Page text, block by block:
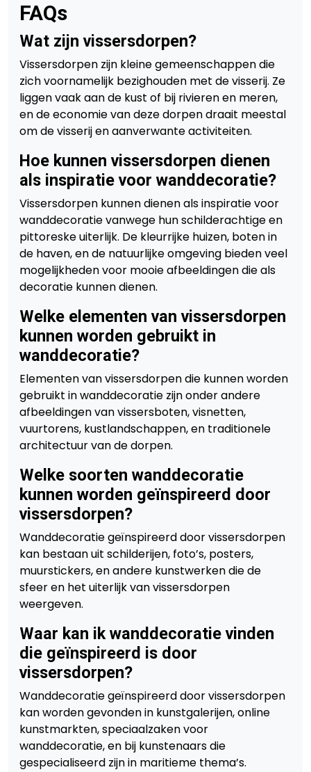
FAQs
Wat zijn vissersdorpen?
Vissersdorpen zijn kleine gemeenschappen die
zich voornamelijk bezighouden met de visserij. Ze
liggen vaak aan de kust of bij rivieren en meren,
en de economie van deze dorpen draait meestal
om de visserij en aanverwante activiteiten.
Hoe kunnen vissersdorpen dienen
als inspiratie voor wanddecoratie?
Vissersdorpen kunnen dienen als inspiratie voor
wanddecoratie vanwege hun schilderachtige en
pittoreske uiterlijk. De kleurrijke huizen, boten in
de haven, en de natuurlijke omgeving bieden veel
mogelijkheden voor mooie afbeeldingen die als
decoratie kunnen dienen.
Welke elementen van vissersdorpen
kunnen worden gebruikt in
wanddecoratie?
Elementen van vissersdorpen die kunnen worden
gebruikt in wanddecoratie zijn onder andere
afbeeldingen van vissersboten, visnetten,
vuurtorens, kustlandschappen, en traditionele
architectuur van de dorpen.
Welke soorten wanddecoratie
kunnen worden geïnspireerd door
vissersdorpen?
Wanddecoratie geïnspireerd door vissersdorpen
kan bestaan uit schilderijen, foto’s, posters,
muurstickers, en andere kunstwerken die de
sfeer en het uiterlijk van vissersdorpen
weergeven.
Waar kan ik wanddecoratie vinden
die geïnspireerd is door
vissersdorpen?
Wanddecoratie geïnspireerd door vissersdorpen
kan worden gevonden in kunstgalerijen, online
kunstmarkten, speciaalzaken voor
wanddecoratie, en bij kunstenaars die
gespecialiseerd zijn in maritieme thema’s.